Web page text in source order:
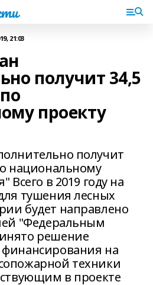
21:03
получит 34,5
проекту
получит
национальному
Всего в 2019 году на
тушения лесных
будет направлено
"Федеральным
решение
на
техники
в проекте